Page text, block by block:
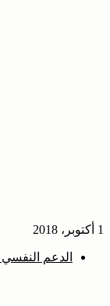
1 أكتوبر، 2018
الدعم